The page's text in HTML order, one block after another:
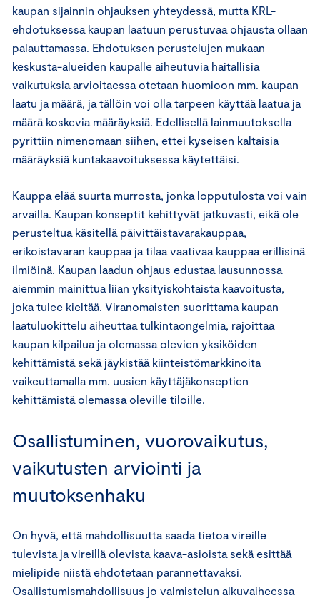
kaupan sijainnin ohjauksen yhteydessä, mutta KRL-
ehdotuksessa kaupan laatuun perustuvaa ohjausta ollaan
palauttamassa. Ehdotuksen perustelujen mukaan
keskusta-alueiden kaupalle aiheutuvia haitallisia
vaikutuksia arvioitaessa otetaan huomioon mm. kaupan
laatu ja määrä, ja tällöin voi olla tarpeen käyttää laatua ja
määrä koskevia määräyksiä. Edellisellä lainmuutoksella
pyrittiin nimenomaan siihen, ettei kyseisen kaltaisia
määräyksiä kuntakaavoituksessa käytettäisi.
Kauppa elää suurta murrosta, jonka lopputulosta voi vain
arvailla. Kaupan konseptit kehittyvät jatkuvasti, eikä ole
perusteltua käsitellä päivittäistavarakauppaa,
erikoistavaran kauppaa ja tilaa vaativaa kauppaa erillisinä
ilmiöinä. Kaupan laadun ohjaus edustaa lausunnossa
aiemmin mainittua liian yksityiskohtaista kaavoitusta,
joka tulee kieltää. Viranomaisten suorittama kaupan
laatuluokittelu aiheuttaa tulkintaongelmia, rajoittaa
kaupan kilpailua ja olemassa olevien yksiköiden
kehittämistä sekä jäykistää kiinteistömarkkinoita
vaikeuttamalla mm. uusien käyttäjäkonseptien
kehittämistä olemassa oleville tiloille.
Osallistuminen, vuorovaikutus,
vaikutusten arviointi ja
muutoksenhaku
On hyvä, että mahdollisuutta saada tietoa vireille
tulevista ja vireillä olevista kaava-asioista sekä esittää
mielipide niistä ehdotetaan parannettavaksi.
Osallistumismahdollisuus jo valmistelun alkuvaiheessa